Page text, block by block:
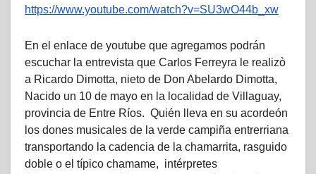
https://www.youtube.com/watch?v=SU3wO44b_xw
En el enlace de youtube que agregamos podrán
escuchar la entrevista que Carlos Ferreyra le realizò
a Ricardo Dimotta, nieto de Don Abelardo Dimotta,
Nacido un 10 de mayo en la localidad de Villaguay,
provincia de Entre Ríos. Quién lleva en su acordeón
los dones musicales de la verde campiña entrerriana
transportando la cadencia de la chamarrita, rasguido
doble o el típico chamame, intérpretes